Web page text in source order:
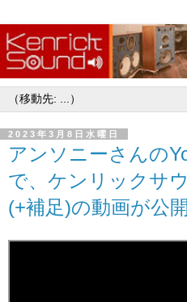
2023年3月8日水曜日
アンソニーさんの
で、ケンリックサ
(+補足)の動画が公